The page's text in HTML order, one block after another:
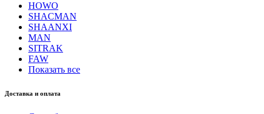
HOWO
SHACMAN
SHAANXI
MAN
SITRAK
FAW
Показать все
Доставка и оплата